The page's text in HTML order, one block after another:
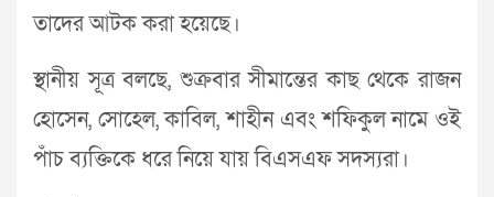
তাদের আটক করা হয়েছে।
স্থানীয় সূত্র বলছে, শুক্রবার সীমান্তের কাছ থেকে রাজন
হোসেন, সোহেল, কাবিল, শাহীন এবং শফিকুল নামে ওই
পাঁচ ব্যক্তিকে ধরে নিয়ে যায় বিএসএফ সদস্যরা।